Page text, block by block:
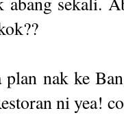
plan nak ke
ni yea!